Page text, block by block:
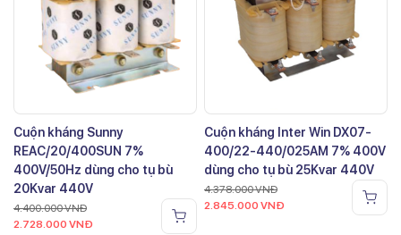
Cuộn kháng Sunny
REAC/20/400SUN 7%
400V/50Hz dùng cho tụ bù
20Kvar 440V
4.400.000VNĐ
2.728.000 VNĐ
Cuộn kháng Inter Win DX07-
400/22-440/025AM 7% 400V
dùng cho tụ bù 25Kvar 440V
4.378.000VNĐ
2.845.000 VNĐ